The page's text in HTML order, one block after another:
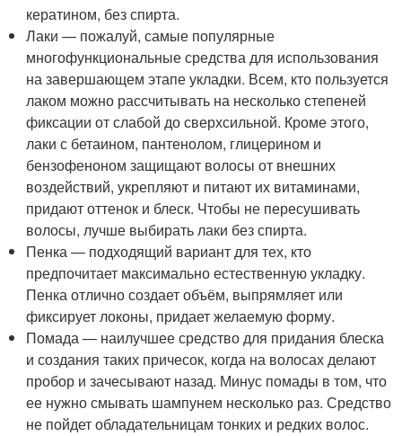
кератином, без спирта.
Лаки — пожалуй, самые популярные
многофункциональные средства для использования
на завершающем этапе укладки. Всем, кто пользуется
лаком можно рассчитывать на несколько степеней
фиксации от слабой до сверхсильной. Кроме этого,
лаки с бетаином, пантенолом, глицерином и
бензофеноном защищают волосы от внешних
воздействий, укрепляют и питают их витаминами,
придают оттенок и блеск. Чтобы не пересушивать
волосы, лучше выбирать лаки без спирта.
Пенка — подходящий вариант для тех, кто
предпочитает максимально естественную укладку.
Пенка отлично создает объём, выпрямляет или
фиксирует локоны, придает желаемую форму.
Помада — наилучшее средство для придания блеска
и создания таких причесок, когда на волосах делают
пробор и зачесывают назад. Минус помады в том, что
ее нужно смывать шампунем несколько раз. Средство
не пойдет обладательницам тонких и редких волос.